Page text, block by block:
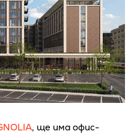
, ще има офис-